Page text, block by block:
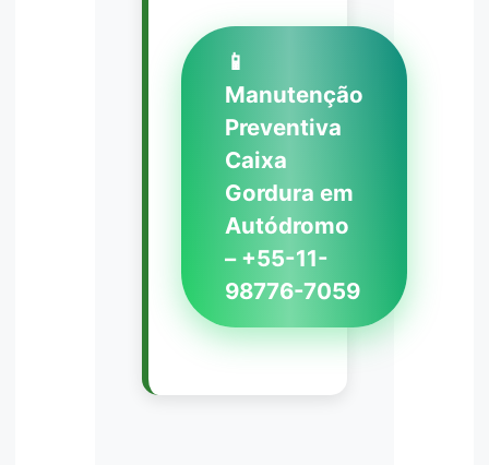
📱
Manutenção
Preventiva
Caixa
Gordura em
Autódromo
– +55-11-
98776-7059